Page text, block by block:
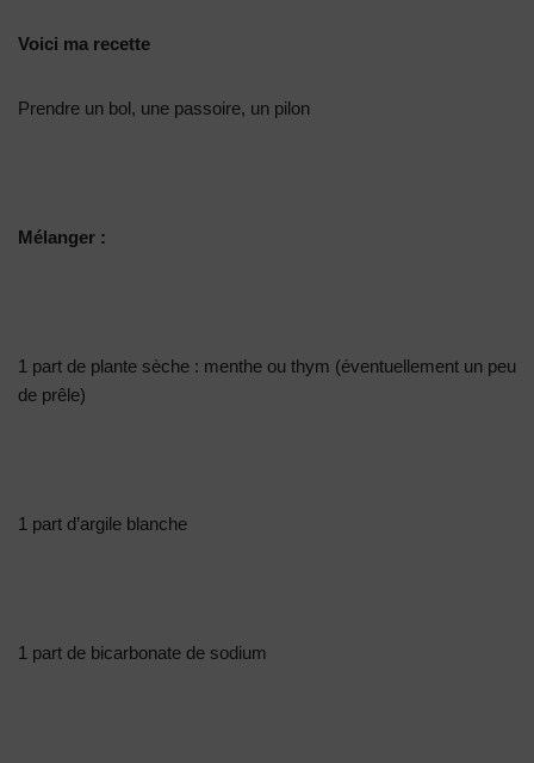
Voici ma recette
Prendre un bol, une passoire, un pilon
Mélanger :
1 part de plante sèche : menthe ou thym (éventuellement un peu
de prêle)
1 part d’argile blanche
1 part de bicarbonate de sodium